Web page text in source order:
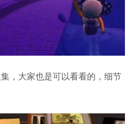
，大家也是可以看看的，细节